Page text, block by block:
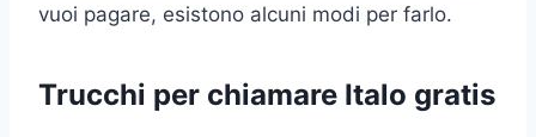
vuoi pagare, esistono alcuni modi per farlo.
Trucchi per chiamare Italo gratis